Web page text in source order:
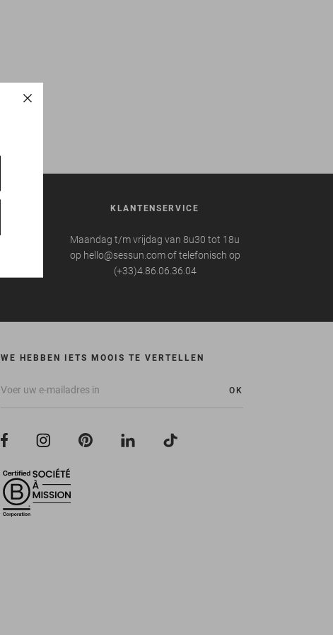
KLANTENSERVICE
Maandag t/m vrijdag van 8u30 tot 18u
op hello@sessun.com of telefonisch op
(+33)4.86.06.36.04
WE HEBBEN IETS MOOIS TE VERTELLEN
OK